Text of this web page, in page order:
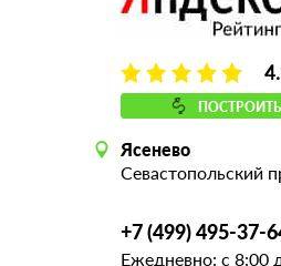
Ясенево
Севастопольский
+7 (499) 495-37-
Ежедневно: с 8:00